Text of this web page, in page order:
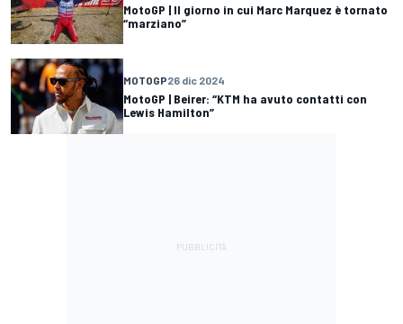
MotoGP | Il giorno in cui Marc Marquez è tornato
“marziano”
MOTOGP26 dic 2024
MotoGP | Beirer: “KTM ha avuto contatti con
Lewis Hamilton”